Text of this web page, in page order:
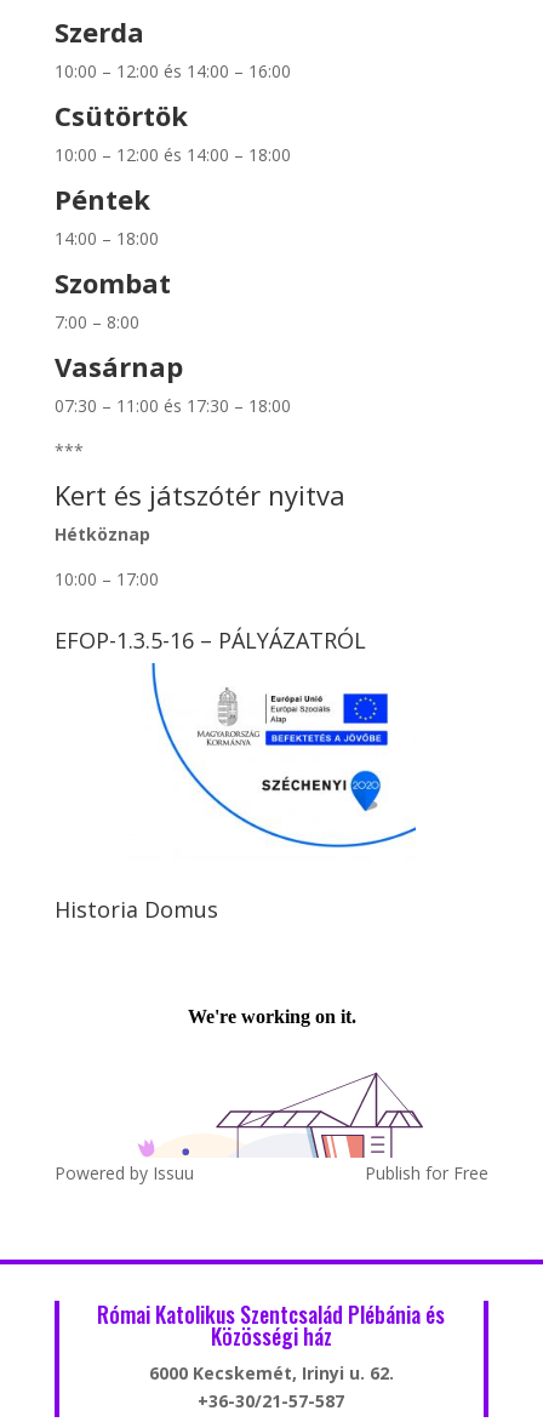
Szerda
10:00 – 12:00 és 14:00 – 16:00
Csütörtök
10:00 – 12:00 és 14:00 – 18:00
Péntek
14:00 – 18:00
Szombat
7:00 – 8:00
Vasárnap
07:30 – 11:00 és 17:30 – 18:00
***
Kert és játszótér nyitva
Hétköznap
10:00 – 17:00
EFOP-1.3.5-16 – PÁLYÁZATRÓL
Historia Domus
Powered by Issuu Publish for Free
Római Katolikus Szentcsalád Plébánia és
Közösségi ház
6000 Kecskemét, Irinyi u. 62.
+36-30/21-57-587